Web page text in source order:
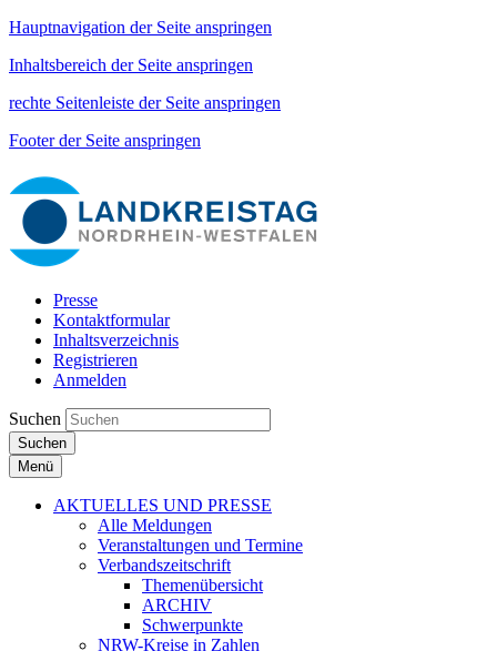
Hauptnavigation der Seite anspringen
Inhaltsbereich der Seite anspringen
rechte Seitenleiste der Seite anspringen
Footer der Seite anspringen
Presse
Kontaktformular
Inhaltsverzeichnis
Registrieren
Anmelden
Suchen
Suchen
Menü
AKTUELLES UND PRESSE
Alle Meldungen
Veranstaltungen und Termine
Verbandszeitschrift
Themenübersicht
ARCHIV
Schwerpunkte
NRW-Kreise in Zahlen